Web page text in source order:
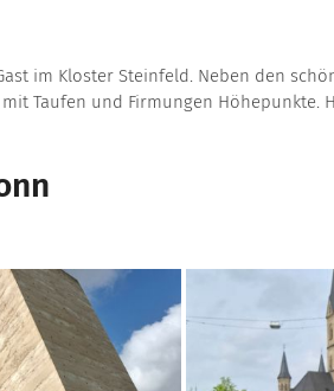
im Kloster Steinfeld. Neben den
Taufen und Firmungen Höhepunkte.